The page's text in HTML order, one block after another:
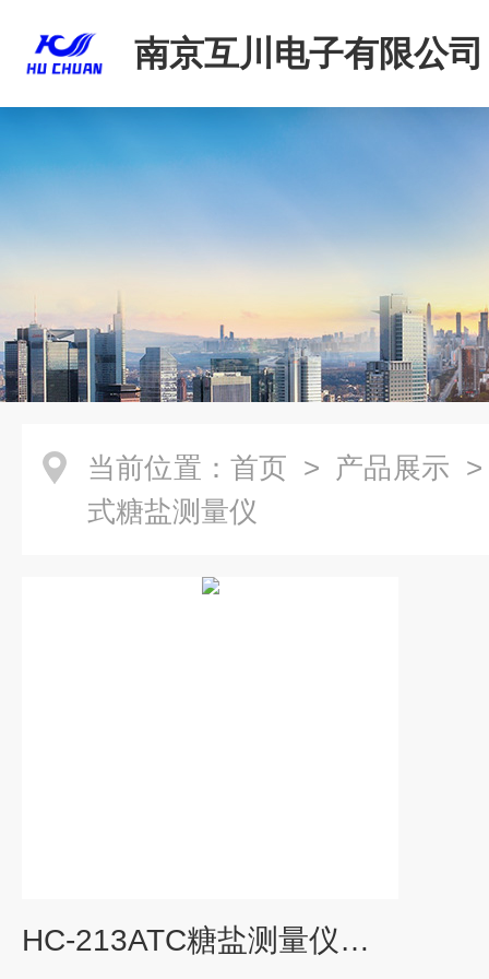
南京互川电子有限公司
当前位置： 首页 > 产品展示
式糖盐测量仪
HC-213ATC糖盐测量仪盐水比重计糖度计手持式折射仪